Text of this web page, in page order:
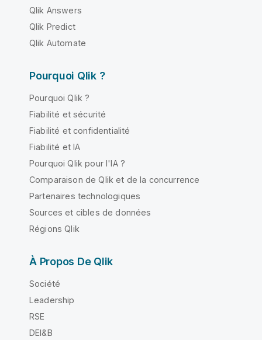
Qlik Answers
Qlik Predict
Qlik Automate
Pourquoi Qlik ?
Pourquoi Qlik ?
Fiabilité et sécurité
Fiabilité et confidentialité
Fiabilité et IA
Pourquoi Qlik pour l'IA ?
Comparaison de Qlik et de la concurrence
Partenaires technologiques
Sources et cibles de données
Régions Qlik
À Propos De Qlik
Société
Leadership
RSE
DEI&B